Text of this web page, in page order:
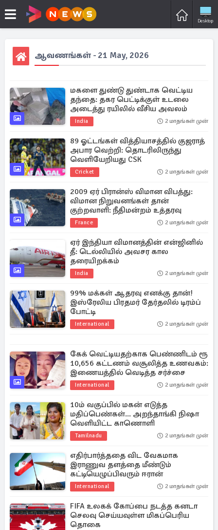
Desktop
ஆவணங்கள் - 21 May, 2026
மகளை துண்டு துண்டாக வெட்டிய
தந்தை: தகர பெட்டிக்குள் உடலை
அடைத்து ரயிலில் வீசிய அவலம்
India 2 மாதங்கள் முன்
89 ஓட்டங்கள் வித்தியாசத்தில் குஜராத்
அபார வெற்றி: தொடரிலிருந்து
வெளியேறியது CSK
Cricket 2 மாதங்கள் முன்
2009 ஏர் பிரான்ஸ் விமான விபத்து:
விமான நிறுவனங்கள் தான்
குற்றவாளி: நீதிமன்றம் உத்தரவு
France 2 மாதங்கள் முன்
ஏர் இந்தியா விமானத்தின் என்ஜினில்
தீ: டெல்லியில் அவசர கால
தரையிறக்கம்
India 2 மாதங்கள் முன்
99% மக்கள் ஆதரவு எனக்கு தான்!
இஸ்ரேலிய பிரதமர் தேர்தலில் டிரம்ப்
போட்டி
International 2 மாதங்கள் முன்
கேக் வெட்டியதற்காக பெண்ணிடம் ரூ
10,656 கட்டணம் வசூலித்த உணவகம்:
இணையத்தில் வெடித்த சர்ச்சை
International 2 மாதங்கள் முன்
10ம் வகுப்பில் மகன் எடுத்த
மதிப்பெண்கள்... அறந்தாங்கி நிஷா
வெளியிட்ட காணொளி
Tamilnadu 2 மாதங்கள் முன்
எதிர்பார்த்ததை விட வேகமாக
இராணுவ தளத்தை மீண்டும்
கட்டியெழுப்பிவரும் ஈரான்
International 2 மாதங்கள் முன்
FIFA உலகக் கோப்பை நடத்த கனடா
செலவு செய்யவுள்ள மிகப்பெரிய
தொகை